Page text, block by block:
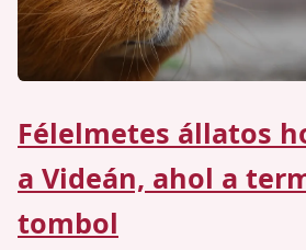
Félelmetes állatos
a Videán, ahol a
tombol